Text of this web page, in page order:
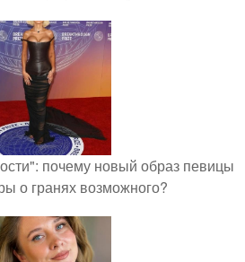
почему новый образ певицы
о гранях возможного?